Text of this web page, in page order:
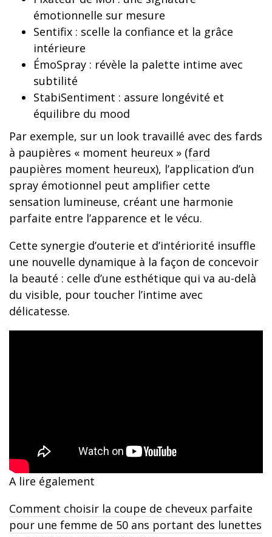
émotionnelle sur mesure
Sentifix : scelle la confiance et la grâce
intérieure
ÉmoSpray : révèle la palette intime avec
subtilité
StabiSentiment : assure longévité et
équilibre du mood
Par exemple, sur un look travaillé avec des fards
à paupières « moment heureux » (fard
paupières moment heureux), l’application d’un
spray émotionnel peut amplifier cette
sensation lumineuse, créant une harmonie
parfaite entre l’apparence et le vécu.
Cette synergie d’outerie et d’intériorité insuffle
une nouvelle dynamique à la façon de concevoir
la beauté : celle d’une esthétique qui va au-delà
du visible, pour toucher l’intime avec
délicatesse.
A lire également
Comment choisir la coupe de cheveux parfaite
pour une femme de 50 ans portant des lunettes